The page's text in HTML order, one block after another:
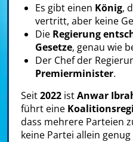
Es gibt einen König,
vertritt, aber keine
Die Regierung
Gesetze, genau wie
Der Chef der
Premierminister.
Seit2022 istAnwar
führt eine
dass mehrere Parteien
keine Partei allein